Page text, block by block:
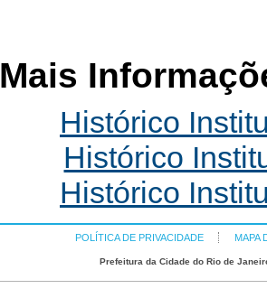
Mais
Histórico
Histórico
Histórico
POLÍTICA DE PRIVACIDADE MAPA
Prefeitura da Cidade do Rio de